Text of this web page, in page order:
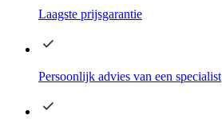
Laagste prijsgarantie
Persoonlijk advies van een specialist